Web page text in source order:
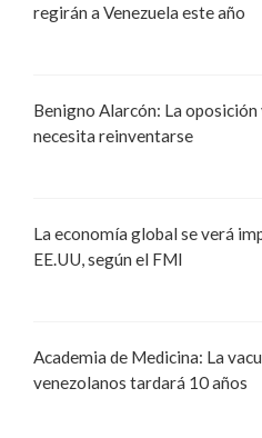
regirán a Venezuela este año
Benigno Alarcón: La oposición
necesita reinventarse
La economía global se verá
EE.UU, según el FMI
Academia de Medicina: La
venezolanos tardará 10 años